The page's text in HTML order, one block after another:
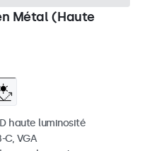
Métal (Haute
haute luminosité
C, VGA